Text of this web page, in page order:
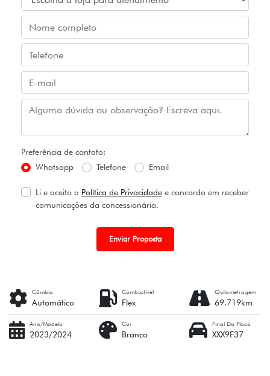
Preferência de contato:
Whatsapp
Telefone Email
Li e aceito a Política de Privacidade e concordo em receber
comunicações da concessionária.
Enviar Proposta
Câmbio
Automático
Combustível
Flex
Quilometragem
69.719km
Ano/Modelo
2023/2024
Cor
Branco
Final Da Placa
XXX9F37